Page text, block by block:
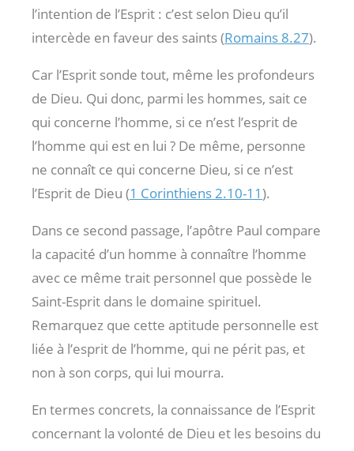
l’intention de l’Esprit : c’est selon Dieu qu’il
intercède en faveur des saints (Romains 8.27).
Car l’Esprit sonde tout, même les profondeurs
de Dieu. Qui donc, parmi les hommes, sait ce
qui concerne l’homme, si ce n’est l’esprit de
l’homme qui est en lui ? De même, personne
ne connaît ce qui concerne Dieu, si ce n’est
l’Esprit de Dieu (1 Corinthiens 2.10-11).
Dans ce second passage, l’apôtre Paul compare
la capacité d’un homme à connaître l’homme
avec ce même trait personnel que possède le
Saint-Esprit dans le domaine spirituel.
Remarquez que cette aptitude personnelle est
liée à l’esprit de l’homme, qui ne périt pas, et
non à son corps, qui lui mourra.
En termes concrets, la connaissance de l’Esprit
concernant la volonté de Dieu et les besoins du